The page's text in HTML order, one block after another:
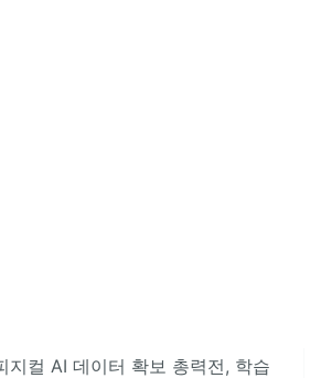
지컬 AI 데이터 확보 총력전, 학습